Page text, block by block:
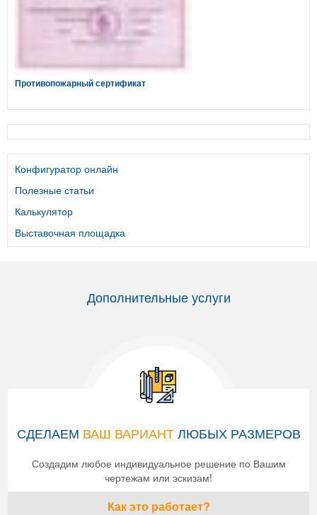
Противопожарный сертификат
Конфигуратор онлайн
Полезные статьи
Калькулятор
Выставочная площадка
Дополнительные услуги
СДЕЛАЕМ ВАШ ВАРИАНТЛЮБЫХ РАЗМЕРОВ
Создадим любое индивидуальное решение по Вашим
чертежам или эскизам!
Как это работает?